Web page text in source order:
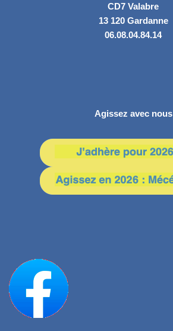
CD7 Valabre
13 120 Gardanne
06.08.04.84.14
Agissez avec nous